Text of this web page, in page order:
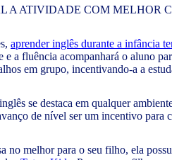
aprender inglês durante a infância
e a fluência acompanhará o aluno
em grupo, incentivando-a a
se destaca em qualquer
de nível ser um incentivo para
no melhor para o seu filho, ela